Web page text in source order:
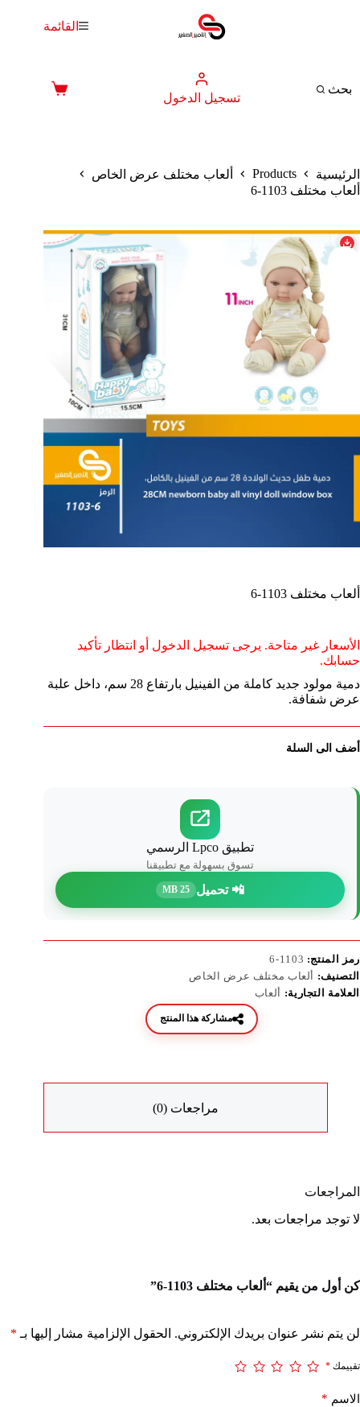
القائمة
بحث
تسجيل الدخول
عربة
الرئيسية Products
ألعاب مختلف عرض الخاص
ألعاب مختلف 1103-6
ألعاب مختلف 1103-6
الأسعار غير متاحة. يرجى تسجيل الدخول أو انتظار تأكيد
حسابك.
دمية مولود جديد كاملة من الفينيل بارتفاع 28 سم، داخل علبة
عرض شفافة.
أضف الى السلة
تطبيق Lpco الرسمي
تسوق بسهولة مع تطبيقنا
📲 تحميل 25 MB
رمز المنتج: 1103-6
التصنيف: ألعاب مختلف عرض الخاص
العلامة التجارية: ألعاب
مشاركة هذا المنتج
مراجعات (0)
المراجعات
لا توجد مراجعات بعد.
كن أول من يقيم “ألعاب مختلف 1103-6”
لن يتم نشر عنوان بريدك الإلكتروني. الحقول الإلزامية مشار إليها بـ *
تقييمك *
الاسم *